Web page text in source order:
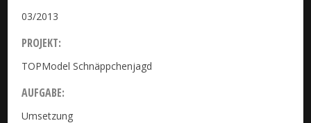
03/2013
PROJEKT:
TOPModel Schnäppchenjagd
AUFGABE:
Umsetzung